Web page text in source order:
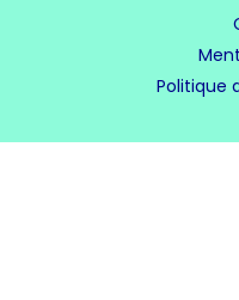
Politique